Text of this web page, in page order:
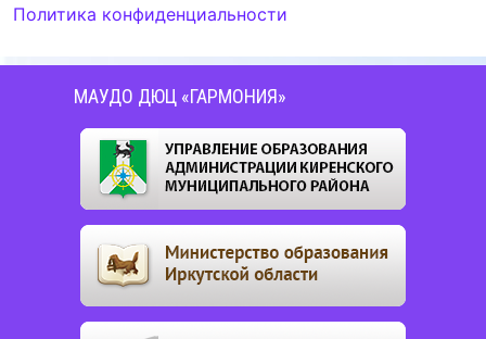
Политика конфиденциальности
МАУДО ДЮЦ «ГАРМОНИЯ»